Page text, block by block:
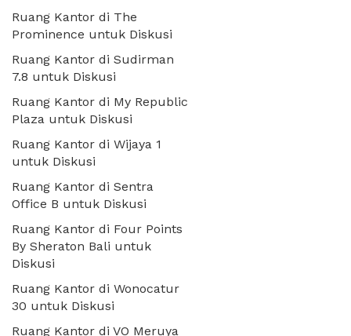
Ruang Kantor di The
Prominence untuk Diskusi
Ruang Kantor di Sudirman
7.8 untuk Diskusi
Ruang Kantor di My Republic
Plaza untuk Diskusi
Ruang Kantor di Wijaya 1
untuk Diskusi
Ruang Kantor di Sentra
Office B untuk Diskusi
Ruang Kantor di Four Points
By Sheraton Bali untuk
Diskusi
Ruang Kantor di Wonocatur
30 untuk Diskusi
Ruang Kantor di VO Meruya